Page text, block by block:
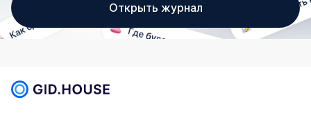
Открыть журнал